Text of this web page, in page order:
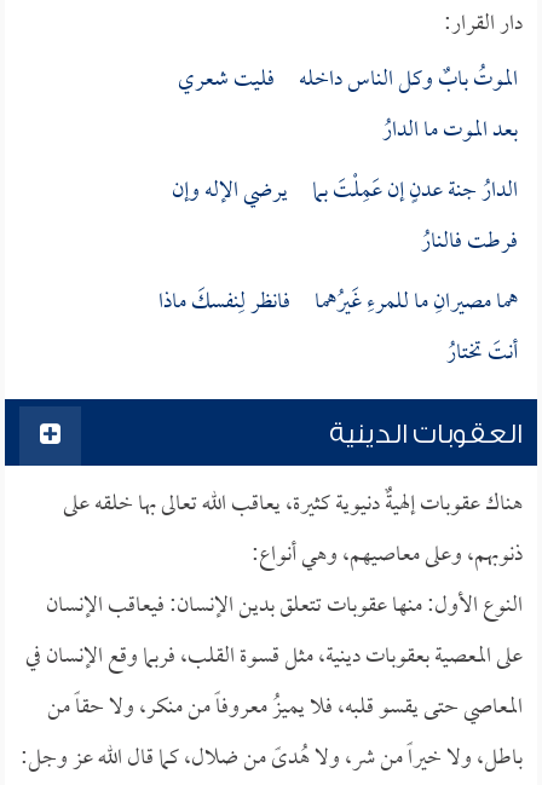
دار القرار:
الموتُ بابٌ وكل الناس داخله فليت شعري
بعد الموت ما الدارُ
الدارُ جنة عدنٍ إن عَمِلْتَ بما يرضي الإله وإن
فرطت فالنارُ
هما مصيرانِ ما للمرءِ غَيرُهما فانظر لِنفسكَ ماذا
أنتَ تختارُ
العقوبات الدينية
هناك عقوبات إلهيةٌ دنيوية كثيرة، يعاقب الله تعالى بها خلقه على
ذنوبهم، وعلى معاصيهم، وهي أنواع:
النوع الأول: منها عقوبات تتعلق بدين الإنسان: فيعاقب الإنسان
على المعصية بعقوبات دينية، مثل قسوة القلب، فربما وقع الإنسان في
المعاصي حتى يقسو قلبه، فلا يميزُ معروفاً من منكر، ولا حقاً من
باطل، ولا خيراً من شر، ولا هُدىً من ضلال، كما قال الله عز وجل: